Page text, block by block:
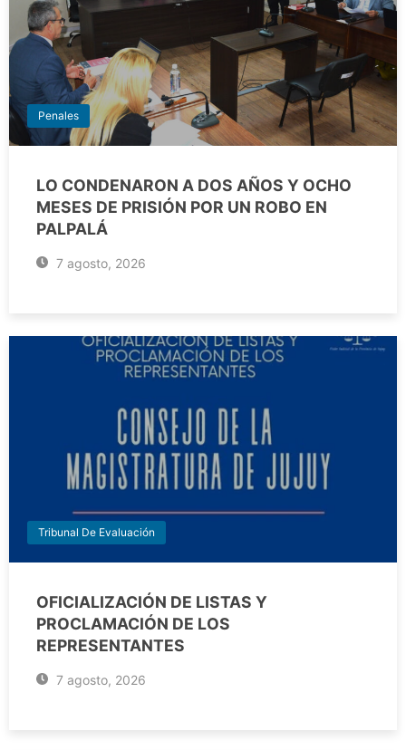
Penales
LO CONDENARON A DOS AÑOS Y OCHO
MESES DE PRISIÓN POR UN ROBO EN
PALPALÁ
7 agosto, 2026
Tribunal De Evaluación
OFICIALIZACIÓN DE LISTAS Y
PROCLAMACIÓN DE LOS
REPRESENTANTES
7 agosto, 2026